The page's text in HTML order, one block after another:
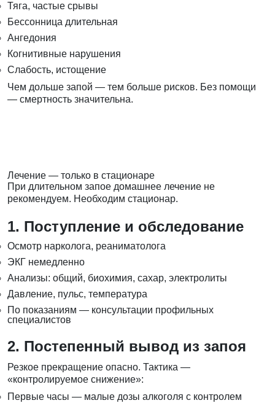
Тяга, частые срывы
Бессонница длительная
Ангедония
Когнитивные нарушения
Слабость, истощение
Чем дольше запой — тем больше рисков. Без помощи
— смертность значительна.
Лечение — только в стационаре
При длительном запое домашнее лечение не
рекомендуем. Необходим стационар.
1. Поступление и обследование
Осмотр нарколога, реаниматолога
ЭКГ немедленно
Анализы: общий, биохимия, сахар, электролиты
Давление, пульс, температура
По показаниям — консультации профильных
специалистов
2. Постепенный вывод из запоя
Резкое прекращение опасно. Тактика —
«контролируемое снижение»:
Первые часы — малые дозы алкоголя с контролем